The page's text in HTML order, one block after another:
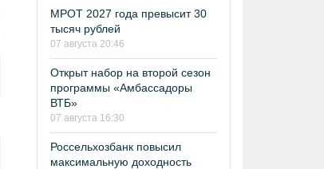
МРОТ 2027 года превысит 30
тысяч рублей
07 августа 20:46
Открыт набор на второй сезон
программы «Амбассадоры
ВТБ»
07 августа 16:30
Россельхозбанк повысил
максимальную доходность